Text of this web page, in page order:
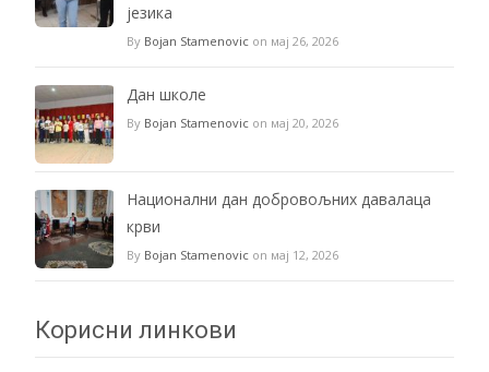
језика
By Bojan Stamenovic on мај 26, 2026
Дан школе
By Bojan Stamenovic on мај 20, 2026
Национални дан добровољних давалаца
крви
By Bojan Stamenovic on мај 12, 2026
Корисни линкови